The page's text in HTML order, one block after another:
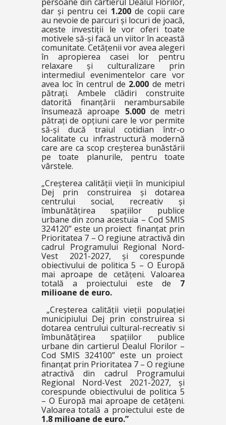
dar și pentru cei 1.200de copii care
au nevoie de parcuri și locuri de joacă,
aceste investiții le vor oferi toate
motivele să-și facă un viitor în această
comunitate. Cetățenii vor avea alegeri
în apropierea casei lor pentru
relaxare și culturalizare prin
intermediul evenimentelor care vor
avea loc în centrul de 2.000 de metri
pătrați. Ambele clădiri construite
datorită finanțării nerambursabile
însumează aproape 5.000de metri
pătrați de opțiuni care le vor permite
să-și ducă traiul cotidian într-o
localitate cu infrastructură modernă
care are ca scop creșterea bunăstării
pe toate planurile, pentru toate
vârstele.
„Creșterea calității vieții în municipiul
Dej prin construirea și dotarea
centrului social, recreativ și
îmbunătățirea spațiilor publice
urbane din zona acestuia – Cod SMIS
324120” este un proiect finanțat prin
Prioritatea 7 – O regiune atractivă din
cadrul Programului Regional Nord-
Vest 2021-2027, și corespunde
obiectivului de politica 5 – O Europă
mai aproape de cetățeni. Valoarea
totală a proiectului este de 7
milioane de euro.
„Creșterea calității vieții populației
municipiului Dej prin construirea si
dotarea centrului cultural-recreativ si
îmbunătățirea spațiilor publice
urbane din cartierul Dealul Florilor –
Cod SMIS 324100” este un proiect
finanțat prin Prioritatea 7 – O regiune
atractivă din cadrul Programului
Regional Nord-Vest 2021-2027, și
corespunde obiectivului de politica 5
– O Europă mai aproape de cetățeni.
Valoarea totală a proiectului este de
1.8 milioane de euro.”